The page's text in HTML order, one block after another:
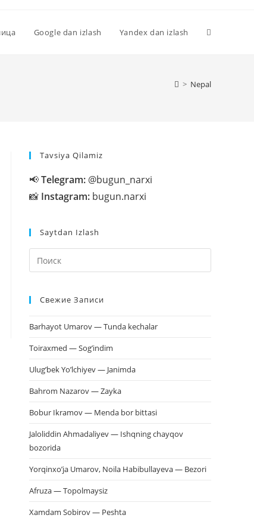
Google dan izlash Yandex dan izlash
> Nepal
Tavsiya Qilamiz
📢Telegram: @bugun_narxi
📸 Instagram: bugun.narxi
Saytdan Izlash
клавишу
Свежие Записи
Barhayot Umarov — Tunda kechalar
Toiraxmed — Sog’indim
Ulug’bek Yo’lchiyev — Janimda
Bahrom Nazarov — Zayka
Bobur Ikramov — Menda bor bittasi
Jaloliddin Ahmadaliyev — Ishqning chayqov
bozorida
Yorqinxo’ja Umarov, Noila Habibullayeva — Bezori
Afruza — Topolmaysiz
Xamdam Sobirov — Peshta